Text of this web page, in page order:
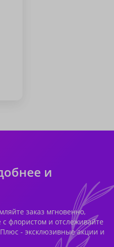
и
заказ мгновенно,
с флористом и отслеживайте
- эксклюзивные акции и